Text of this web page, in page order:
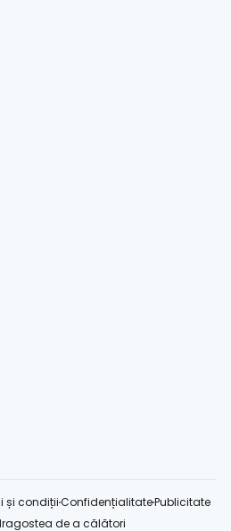
și condițiiConfidențialitatePublicitate
de a călători